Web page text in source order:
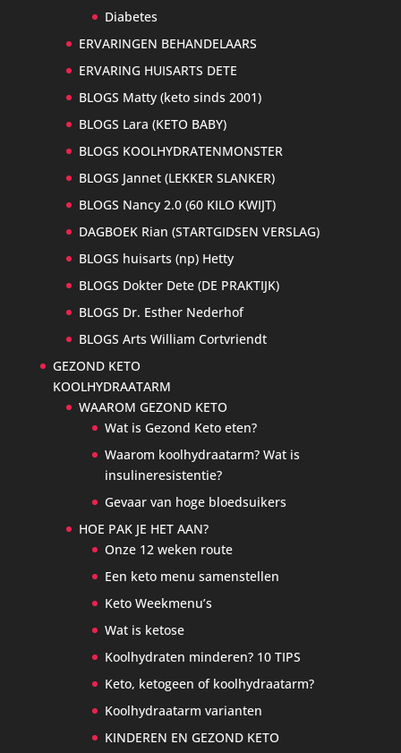
Diabetes
ERVARINGEN BEHANDELAARS
ERVARING HUISARTS DETE
BLOGS Matty (keto sinds 2001)
BLOGS Lara (KETO BABY)
BLOGS KOOLHYDRATENMONSTER
BLOGS Jannet (LEKKER SLANKER)
BLOGS Nancy 2.0 (60 KILO KWIJT)
DAGBOEK Rian (STARTGIDSEN VERSLAG)
BLOGS huisarts (np) Hetty
BLOGS Dokter Dete (DE PRAKTIJK)
BLOGS Dr. Esther Nederhof
BLOGS Arts William Cortvriendt
GEZOND KETO
KOOLHYDRAATARM
WAAROM GEZOND KETO
Wat is Gezond Keto eten?
Waarom koolhydraatarm? Wat is
insulineresistentie?
Gevaar van hoge bloedsuikers
HOE PAK JE HET AAN?
Onze 12 weken route
Een keto menu samenstellen
Keto Weekmenu’s
Wat is ketose
Koolhydraten minderen? 10 TIPS
Keto, ketogeen of koolhydraatarm?
Koolhydraatarm varianten
KINDEREN EN GEZOND KETO